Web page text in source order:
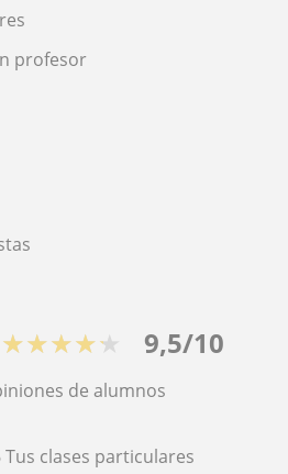
profesor
★★★★★ 9,5/10
de alumnos
Tus clases particulares